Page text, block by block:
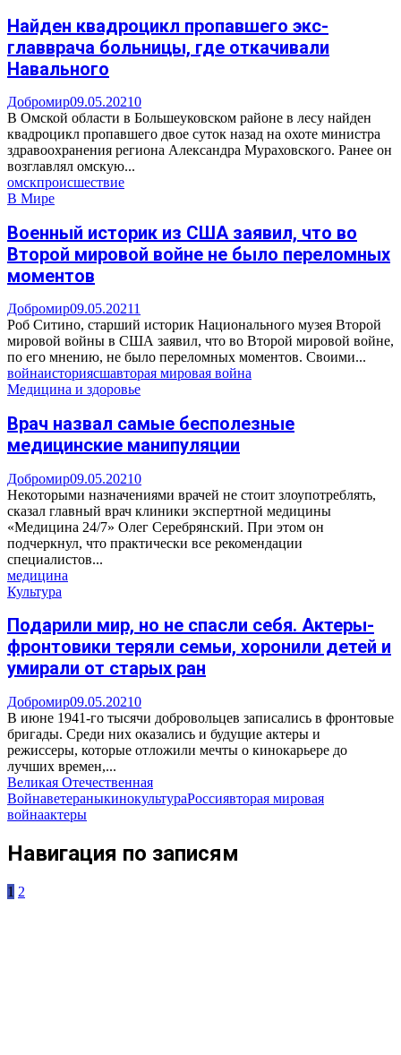
Найден квадроцикл пропавшего экс-
главврача больницы, где откачивали
Навального
Добромир09.05.20210
В Омской области в Большеуковском районе в лесу найден
квадроцикл пропавшего двое суток назад на охоте министра
здравоохранения региона Александра Мураховского. Ранее он
возглавлял омскую...
омскпроисшествие
В Мире
Военный историк из США заявил, что во
Второй мировой войне не было переломных
моментов
Добромир09.05.20211
Роб Ситино, старший историк Национального музея Второй
мировой войны в США заявил, что во Второй мировой войне,
по его мнению, не было переломных моментов. Своими...
войнаисториясшавторая мировая война
Медицина и здоровье
Врач назвал самые бесполезные
медицинские манипуляции
Добромир09.05.20210
Некоторыми назначениями врачей не стоит злоупотреблять,
сказал главный врач клиники экспертной медицины
«Медицина 24/7» Олег Серебрянский. При этом он
подчеркнул, что практически все рекомендации
специалистов...
медицина
Культура
Подарили мир, но не спасли себя. Актеры-
фронтовики теряли семьи, хоронили детей и
умирали от старых ран
Добромир09.05.20210
В июне 1941-го тысячи добровольцев записались в фронтовые
бригады. Среди них оказались и будущие актеры и
режиссеры, которые отложили мечты о кинокарьере до
лучших времен,...
Великая Отечественная
ВойнаветераныкинокультураРоссиявторая мировая
войнаактеры
Навигация по записям
1 2